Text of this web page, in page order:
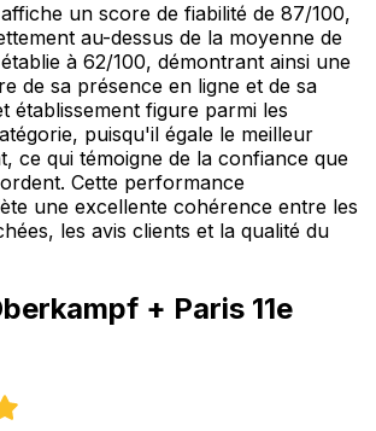
un score de fiabilité de 87/100,
au-dessus de la moyenne de
à 62/100, démontrant ainsi une
de sa présence en ligne et de sa
établissement figure parmi les
puisqu'il égale le meilleur
ce qui témoigne de la confiance que
Cette performance
une excellente cohérence entre les
les avis clients et la qualité du
+ Paris 11e